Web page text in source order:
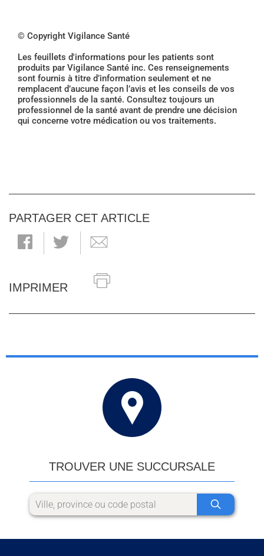
© Copyright Vigilance Santé
Les feuillets d'informations pour les patients sont
produits par Vigilance Santé inc. Ces renseignements
sont fournis à titre d’information seulement et ne
remplacent d’aucune façon l’avis et les conseils de vos
professionnels de la santé. Consultez toujours un
professionnel de la santé avant de prendre une décision
qui concerne votre médication ou vos traitements.
PARTAGER CET ARTICLE
IMPRIMER
TROUVER UNE SUCCURSALE